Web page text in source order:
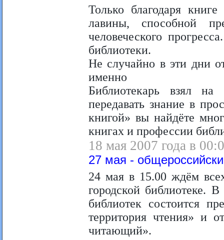
Только благодаря
лавины, способной
человеческого
библиотеки.
Не случайно в эти дни
именно
Библиотекарь взял
передавать знание в
книгой» вы найдёте
книгах и профессии
18 мая 2007 года в
27 мая -
24 мая в 15.00 ждём
городской библиотеке.
библиотек состоится
территория чтения» и
читающий».